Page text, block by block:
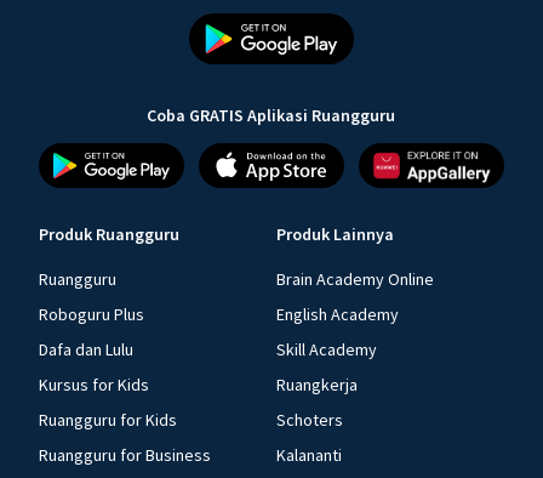
Coba GRATIS Aplikasi Ruangguru
Produk Ruangguru
Ruangguru
Roboguru Plus
Dafa dan Lulu
Kursus for Kids
Ruangguru for Kids
Ruangguru for Business
Produk Lainnya
Brain Academy Online
English Academy
Skill Academy
Ruangkerja
Schoters
Kalananti